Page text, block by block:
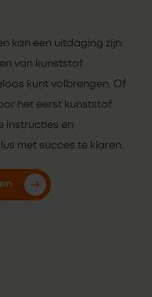
kan een uitdaging zijn.
van kunststof
kunt volbrengen. Of
het eerst kunststof
instructies en
met succes te klaren.